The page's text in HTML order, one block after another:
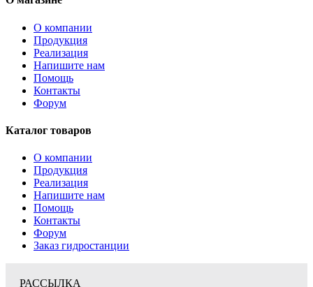
О компании
Продукция
Реализация
Напишите нам
Помощь
Контакты
Форум
Каталог товаров
О компании
Продукция
Реализация
Напишите нам
Помощь
Контакты
Форум
Заказ гидростанции
РАССЫЛКА